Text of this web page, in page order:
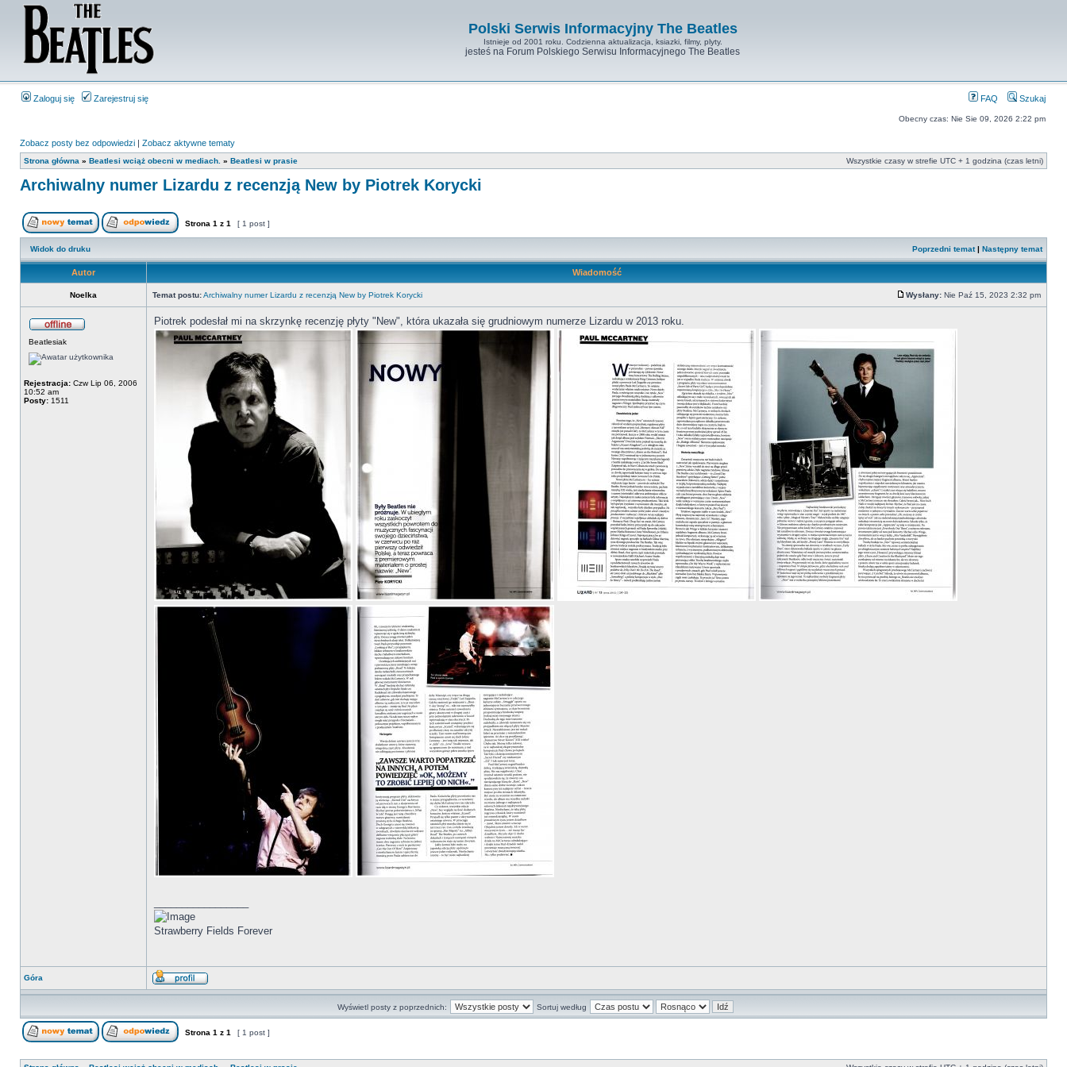
Polski Serwis Informacyjny The Beatles
Istnieje od 2001 roku. Codzienna aktualizacja, ksiazki, filmy, plyty.
jesteś na Forum Polskiego Serwisu Informacyjnego The Beatles
Zaloguj się Zarejestruj się FAQ Szukaj
Obecny czas: Nie Sie 09, 2026 2:22 pm
Zobacz posty bez odpowiedzi | Zobacz aktywne tematy
Strona główna » Beatlesi wciąż obecni w mediach. » Beatlesi w prasie Wszystkie czasy w strefie UTC + 1 godzina (czas letni)
Archiwalny numer Lizardu z recenzją New by Piotrek Korycki
Strona 1 z 1 [ 1 post ]
Widok do druku Poprzedni temat| Następny temat
Autor Wiadomość
Noelka Temat postu:Archiwalny numer Lizardu z recenzją New by Piotrek Korycki Wysłany: Nie Paź 15, 2023 2:32 pm
Beatlesiak
Rejestracja: Czw Lip 06, 2006
10:52 am
Posty: 1511
Piotrek podesłał mi na skrzynkę recenzję płyty "New", która ukazała się grudniowym numerze Lizardu w 2013 roku.
Strawberry Fields Forever
Góra
Wyświetl posty z poprzednich: Sortuj według
Strona 1 z 1 [ 1 post ]